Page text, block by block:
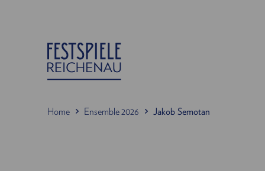
Home Ensemble 2026 Jakob Semotan